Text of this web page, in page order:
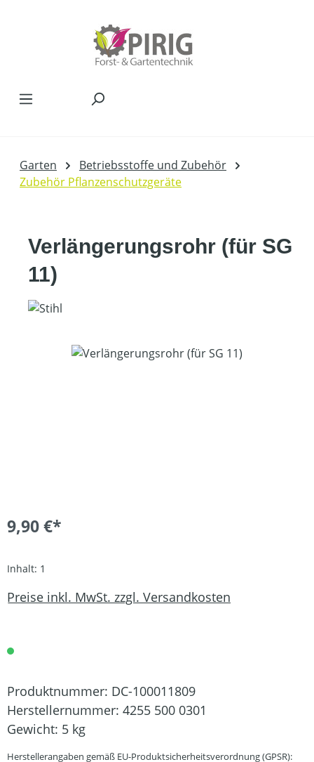
Garten
Betriebsstoffe und Zubehör
Zubehör Pflanzenschutzgeräte
Verlängerungsrohr (für SG
11)
Bildergalerie überspringen
9,90 €*
Inhalt: 1
Preise inkl. MwSt. zzgl. Versandkosten
Produktnummer: DC-100011809
Herstellernummer: 4255 500 0301
Gewicht: 5 kg
Herstellerangaben gemäß EU-Produktsicherheitsverordnung (GPSR):